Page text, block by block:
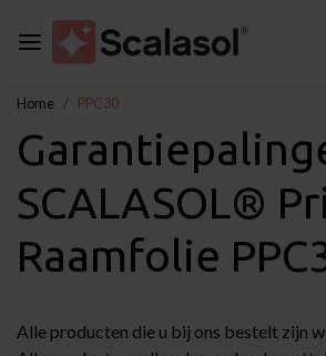
Home PPC30
SCALASOL®
Raamfolie
Alle producten die u bij ons bestelt zijn